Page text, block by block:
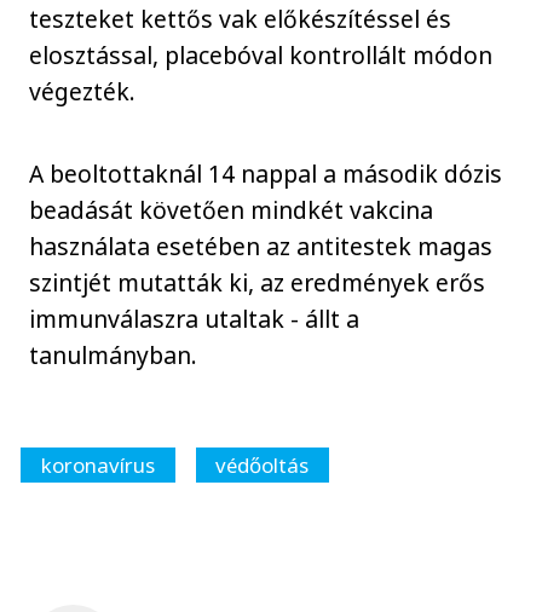
teszteket kettős vak előkészítéssel és
elosztással, placebóval kontrollált módon
végezték.
A beoltottaknál 14 nappal a második dózis
beadását követően mindkét vakcina
használata esetében az antitestek magas
szintjét mutatták ki, az eredmények erős
immunválaszra utaltak - állt a
tanulmányban.
koronavírus védőoltás